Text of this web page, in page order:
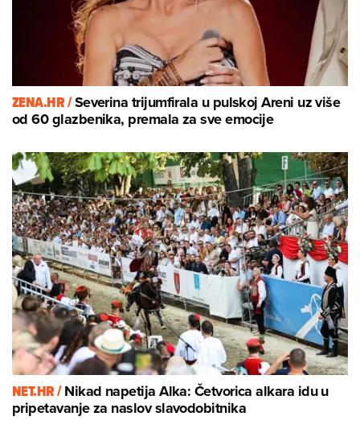
ZENA.HR /Severina trijumfirala u pulskoj Areni uz više
od 60 glazbenika, premala za sve emocije
NET.HR /Nikad napetija Alka: Četvorica alkara idu u
pripetavanje za naslov slavodobitnika